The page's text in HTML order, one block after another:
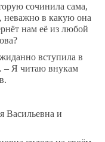
сочинила сама,
в какую она
нам её из любой
вступила в
– Я читаю внукам
Васильевна и